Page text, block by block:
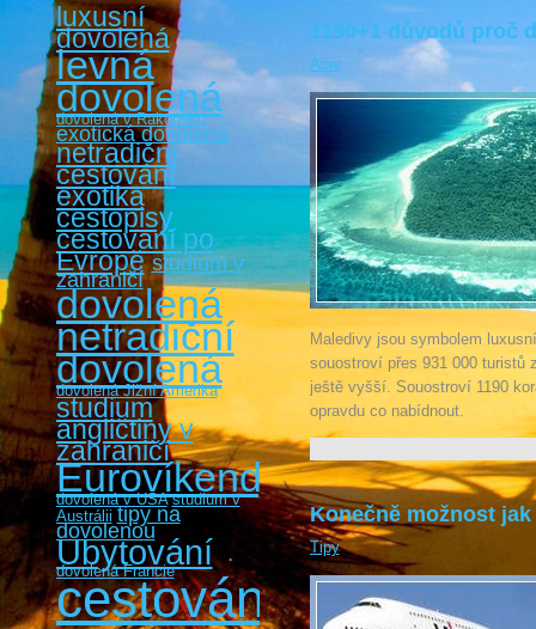
luxusní
dovolená
levná
dovolená
dovolená v Rakousku
exotická dovolená
netradiční
cestování
exotika
cestopisy
cestovaní po
Evropě studium v
zahraničí
dovolená
netradiční
dovolená
dovolená Jižní Amerika
studium
angličtiny v
zahraničí
Eurovíkendy
dovolená v USA studium v
Austrálii tipy na
dovolenou
Ubytování
dovolená Francie
cestování
1190+1 důvodů proč
Asie
Maledivy jsou symbolem
souostroví přes 931 000 turistů
ještě vyšší. Souostroví 1190
opravdu co nabídnout.
Konečně možnost
Tipy